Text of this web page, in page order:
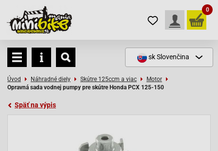
0
skSlovenčina
Úvod Náhradné diely Skútre 125ccm a viac
Motor
Opravná sada vodnej pumpy pre skútre Honda PCX 125-150
Späť na výpis